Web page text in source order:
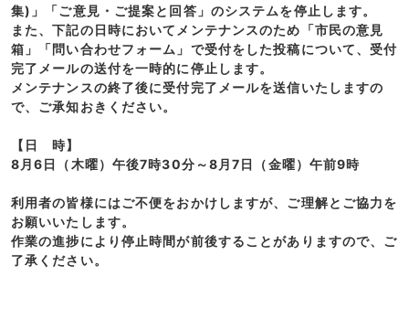
集)」「ご意見・ご提案と回答」のシステムを停止します。
また、下記の日時においてメンテナンスのため「市民の意見
箱」「問い合わせフォーム」で受付をした投稿について、受付
完了メールの送付を一時的に停止します。
メンテナンスの終了後に受付完了メールを送信いたしますの
で、ご承知おきください。
【日 時】
8月6日（木曜）午後7時30分～8月7日（金曜）午前9時
利用者の皆様にはご不便をおかけしますが、ご理解とご協力を
お願いいたします。
作業の進捗により停止時間が前後することがありますので、ご
了承ください。